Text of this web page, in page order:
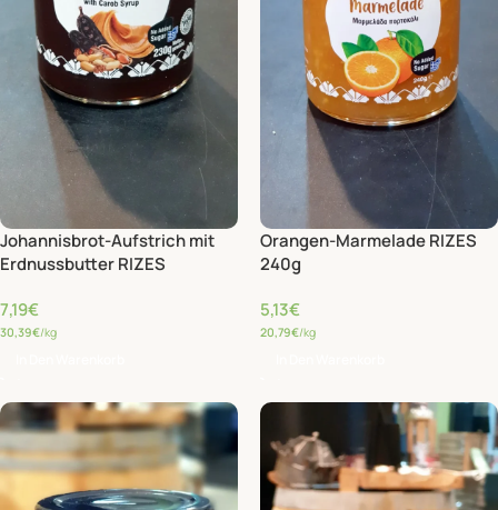
Johannisbrot-Aufstrich mit
Erdnussbutter RIZES
7,19€
30,39€/kg
Orangen-Marmelade RIZES
240g
5,13€
20,79€/kg